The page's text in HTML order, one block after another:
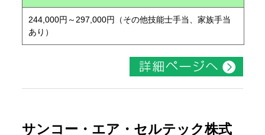
244,000円～297,000円（その他技能士手当、家族手当
あり）
サンコー・エア・セルテック株式